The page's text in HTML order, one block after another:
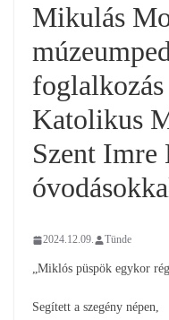
Mikulás
Katolikus
Szent
2024.12.09. Tünde
„Miklós püspök egykor
Segített a szegény népen,